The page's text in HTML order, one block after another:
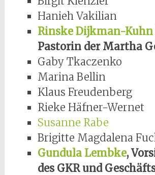
Hanieh Vakilian
Rinske Dijkman-Kuhn
Pastorin der Martha
Gaby Tkaczenko
Marina Bellin
Klaus Freudenberg
Rieke Häfner-Wernet
Susanne Rabe
Brigitte Magdalena
Gundula Lembke,
des GKR und